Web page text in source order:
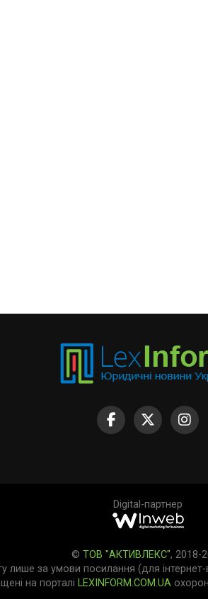
Digital-партнер
© ТОВ "АКТИВЛЕКС", 2018-
лише за умови посилання (для
на порталі LEXINFORM.COM.UA